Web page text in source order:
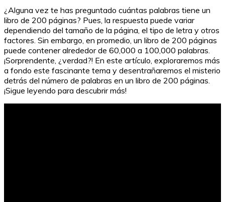
¿Alguna vez te has preguntado cuántas palabras tiene un
libro de 200 páginas? Pues, la respuesta puede variar
dependiendo del tamaño de la página, el tipo de letra y otros
factores. Sin embargo, en promedio, un libro de 200 páginas
puede contener alrededor de 60,000 a 100,000 palabras.
¡Sorprendente, ¿verdad?! En este artículo, exploraremos más
a fondo este fascinante tema y desentrañaremos el misterio
detrás del número de palabras en un libro de 200 páginas.
¡Sigue leyendo para descubrir más!